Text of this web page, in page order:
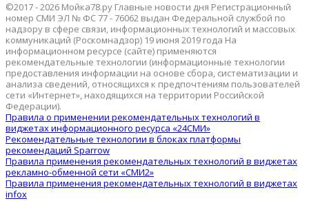
©2017 - 2026 Мойка78.ру Главные новости дня Регистрационный
номер СМИ ЭЛ № ФС 77 - 76062 выдан Федеральной службой по
надзору в сфере связи, информационных технологий и массовых
коммуникаций (Роскомнадзор) 19 июня 2019 года На
информационном ресурсе (сайте) применяются
рекомендательные технологии (информационные технологии
предоставления информации на основе сбора, систематизации и
анализа сведений, относящихся к предпочтениям пользователей
сети «Интернет», находящихся на территории Российской
Федерации).
Правила о применении рекомендательных технологий в
виджетах информационного ресурса «24СМИ»
Рекомендательные технологии в блоках платформы
рекомендаций Sparrow
Правила применения рекомендательных технологий в виджетах
рекламно-обменной сети «СМИ2»
Правила применения рекомендательных технологий в виджетах
infox